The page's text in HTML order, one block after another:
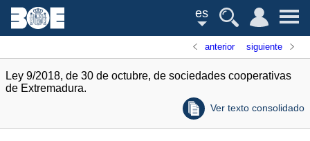
es
anterior siguiente
Ley 9/2018, de 30 de octubre, de sociedades cooperativas
de Extremadura.
Ver texto consolidado